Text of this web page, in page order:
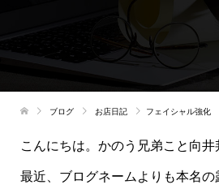
ブログ お店日記 フェイシャル強化
こんにちは。かのう兄弟こと向井
最近、ブログネームよりも本名の